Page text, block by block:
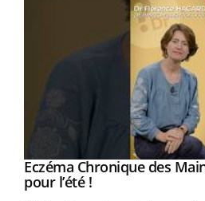
Youtube
Eczéma Chronique des
pour l’été !Youtube